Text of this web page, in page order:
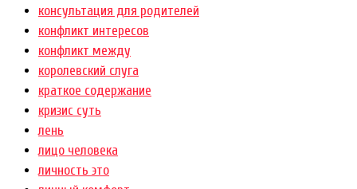
консультация для родителей
конфликт интересов
конфликт между
королевский слуга
краткое содержание
кризис суть
лень
лицо человека
личность это